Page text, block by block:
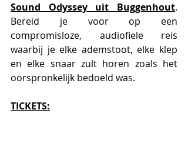
Sound Odyssey uit Buggenhout.
Bereid je voor op een
compromisloze, audiofiele reis
waarbij je elke ademstoot, elke klep
en elke snaar zult horen zoals het
oorspronkelijk bedoeld was.
TICKETS: